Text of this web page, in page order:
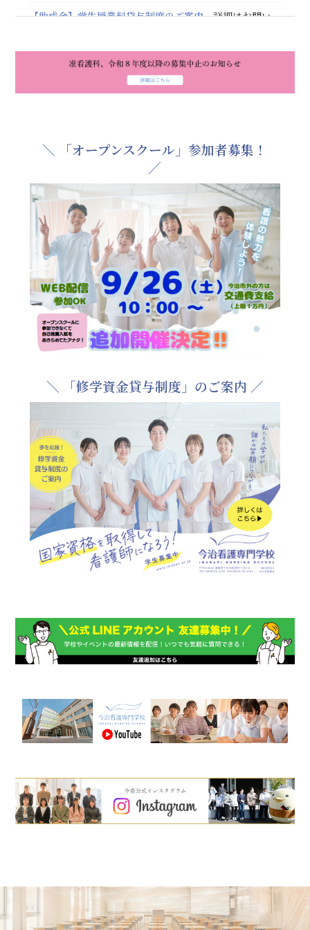
【助成金】学生授業料貸与制度のご案内詳細はお問い
2024.12.25
准看護科、令和8年度以降の募集中止のお知らせ
2024.06.11
2024.05.28
資料請求
2024.03.25
令和7年度募集要項は作成中です。資料請求フォームから
ご請求いただいた方には準備ができ次第お送りいたしま
す。発送は5～6月頃を予定しておりますのでしばらくお
待ちください。
2024.02.02
本校では、愛媛県の委託を受け看護師、准看護師の資格
を取得し正規雇用を目標とする職業訓練を実施します。
詳細はこちらをご覧ください。（准看護師養成コース
（ 看護師養成コース）
個別相談会を受け付けています。進学についての不安、不
明な点等の解決の機会にお役立てください。
2023.09.01
本日より制服を廃止いたしました。
2023.06.13
令和6年度募集要項を公開しました。学校案内・募集要項
が必要な方は当ホームページの資料請求フォームよりご請
求ください。
2023.06.01
オープンキャンパス 参加申込の受付を開始しました。
令和6年度募集要項は作成中です。資料請求フォームから
ご請求いただいた方には準備ができ次第お送りいたしま
す。発送は5～6月頃を予定しておりますのでしばらくお
待ちください。
Webオープンキャンパスページ内のオープンキャンパス動
画を更新しました。
2022.08.03
ました。
2022.08.03
オープンキャンパスの参加申込を終了しました。
オープンキャンパス（8/6の回）は受付中です。
2022.06.01
＼ 「オープンスクール」参加者募集！
／
＼ 「修学資金貸与制度」のご案内 ／